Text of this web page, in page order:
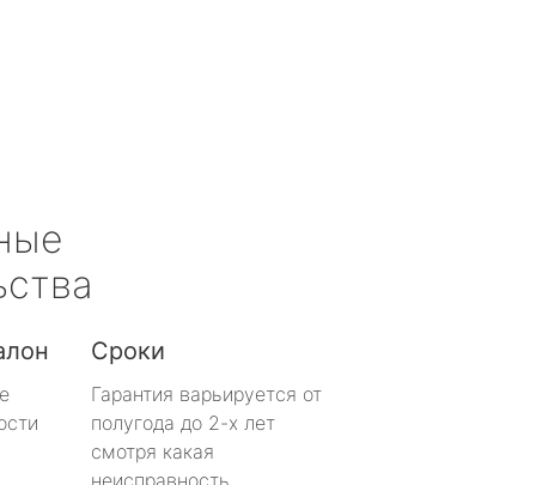
Сроки
Гарантия варьируется от
полугода до 2-х лет
смотря какая
неисправность.